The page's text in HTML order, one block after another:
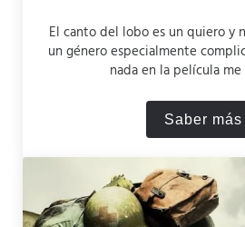
El canto del lobo es un quiero y
un género especialmente
nada en la película
Saber más
El